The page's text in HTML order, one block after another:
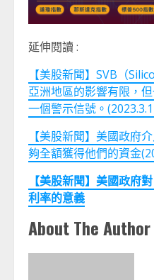
延伸閱讀 :
【美股新聞】SVB（
亞洲地區的影響有限，
一個警示信號。
【美股新聞】美國政府
夠全額獲得他們的資金
【美股新聞】美國政府
利率的意義
About The Author